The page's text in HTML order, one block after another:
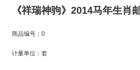
《祥瑞神驹》2014马年生肖
商品编号：0
计量单位：套